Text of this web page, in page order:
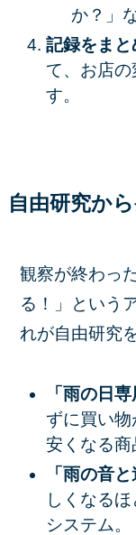
か？」
記録をま
て、お店
す。
自由研究か
観察が終わっ
る！」という
れが自由研究
「雨の日
ずに買い
安くなる商
「雨の音
しくなる
システム。